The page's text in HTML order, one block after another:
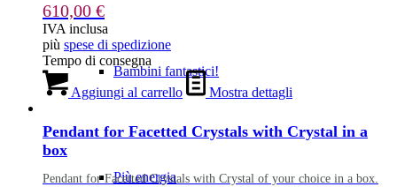
Bambini fantastici!
Più energia
610,00 €
IVA inclusa
più spese di spedizione
Tempo di consegna
Aggiungi al carrello Mostra dettagli
Pendant for Facetted Crystals with Crystal in a
box
Pendant for Facetted Crystals with Crystal of your choice in a box.